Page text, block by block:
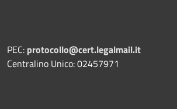
PEC: protocollo@cert.legalmail.it
Centralino Unico: 02457971